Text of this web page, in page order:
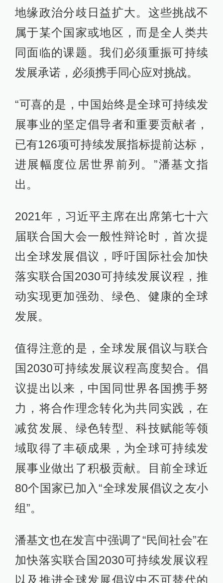
地缘政治分歧日益扩大。这些挑战不
属于某个国家或地区，而是全人类共
同面临的课题。我们必须重振可持续
发展承诺，必须携手同心应对挑战。
“可喜的是，中国始终是全球可持续发
展事业的坚定倡导者和重要贡献者，
已有126项可持续发展指标提前达标，
进展幅度位居世界前列。”潘基文指
出。
2021年，习近平主席在出席第七十六
届联合国大会一般性辩论时，首次提
出全球发展倡议，呼吁国际社会加快
落实联合国2030可持续发展议程，推
动实现更加强劲、绿色、健康的全球
发展。
值得注意的是，全球发展倡议与联合
国2030可持续发展议程高度契合。倡
议提出以来，中国同世界各国携手努
力，将合作理念转化为共同实践，在
减贫发展、绿色转型、科技赋能等领
域取得了丰硕成果，为全球可持续发
展事业做出了积极贡献。目前全球近
80个国家已加入“全球发展倡议之友小
组”。
潘基文也在发言中强调了“民间社会”在
加快落实联合国2030可持续发展议程
以及推进全球发展倡议中不可替代的